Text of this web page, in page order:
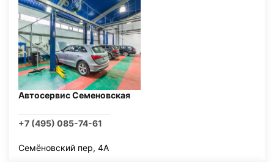
Автосервис Семеновская
+7 (495) 085-74-61
Семёновский пер, 4А